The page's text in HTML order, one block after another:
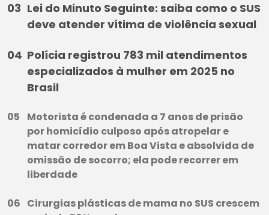
Lei do Minuto Seguinte: saiba como o SUS
deve atender vítima de violência sexual
Polícia registrou 783 mil atendimentos
especializados à mulher em 2025 no
Brasil
Motorista é condenada a 7 anos de prisão
por homicídio culposo após atropelar e
matar corredor em Boa Vista e absolvida de
omissão de socorro; ela pode recorrer em
liberdade
Cirurgias plásticas de mama no SUS crescem